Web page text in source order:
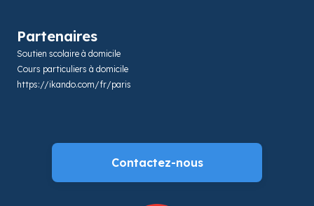
Partenaires
Soutien scolaire à domicile
Cours particuliers à domicile
https://ikando.com/fr/paris
Contactez-nous